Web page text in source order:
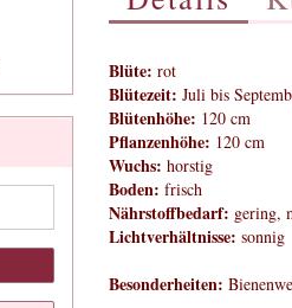
Blüte: rot
Blütezeit: Juli bis
Blütenhöhe: 120 cm
Pflanzenhöhe: 120 cm
Wuchs: horstig
Boden: frisch
Nährstoffbedarf: gering,
Lichtverhältnisse: sonnig
Besonderheiten: